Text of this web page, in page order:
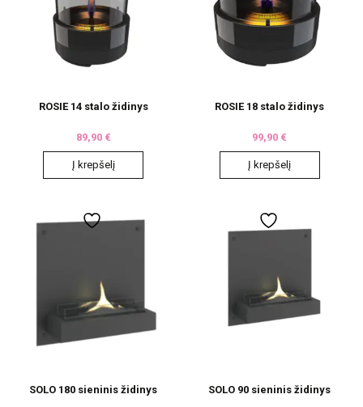
ROSIE 14 stalo židinys
89,90 €
Į krepšelį
ROSIE 18 stalo židinys
99,90 €
Į krepšelį
SOLO 180 sieninis židinys SOLO 90 sieninis židinys